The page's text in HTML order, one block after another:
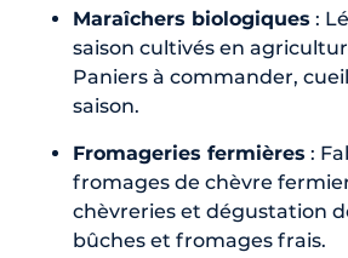
Maraîchers biologiques :
saison cultivés en
Paniers à commander,
saison.
Fromageries fermières :
fromages de chèvre
chèvreries et dégustation
bûches et fromages frais.